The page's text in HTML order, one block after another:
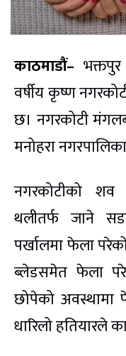
काठमाडौं–
वर्षीय कृष्ण
छ। नगरकोटी
मनोहरा
नगरकोटीको शव
थलीतर्फ जाने
पर्खालमा फेला
ब्लेडसमेत फेला
छोपेको अवस्थामा
धारिलो हतियारले